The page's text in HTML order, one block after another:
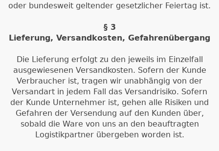
oder bundesweit geltender gesetzlicher Feiertag ist.
§ 3
Lieferung, Versandkosten, Gefahrenübergang
Die Lieferung erfolgt zu den jeweils im Einzelfall
ausgewiesenen Versandkosten. Sofern der Kunde
Verbraucher ist, tragen wir unabhängig von der
Versandart in jedem Fall das Versandrisiko. Sofern
der Kunde Unternehmer ist, gehen alle Risiken und
Gefahren der Versendung auf den Kunden über,
sobald die Ware von uns an den beauftragten
Logistikpartner übergeben worden ist.